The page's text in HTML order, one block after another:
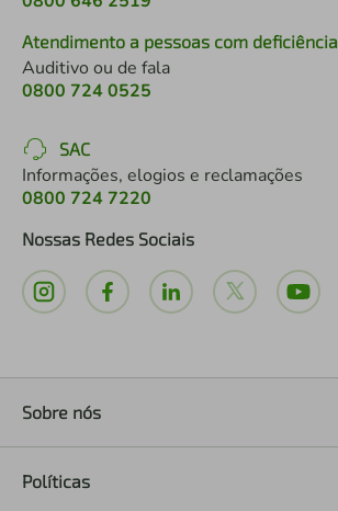
Atendimento a pessoas com deficiência
Auditivo ou de fala
0800 724 0525
SAC
Informações, elogios e reclamações
0800 724 7220
Nossas Redes Sociais
Sobre nós
Políticas